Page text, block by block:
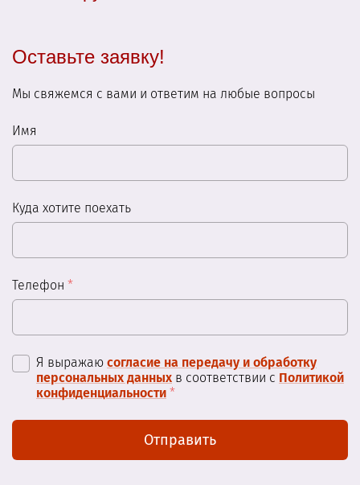
Оставьте заявку!
Мы свяжемся с вами и ответим на любые вопросы
Имя
Куда хотите поехать
Телефон *
Я выражаю согласие на передачу и обработку
персональных данных в соответствии с Политикой
конфиденциальности *
Отправить